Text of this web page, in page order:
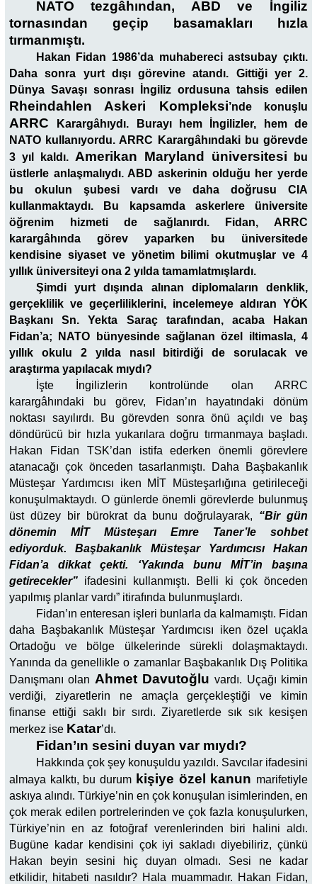
NATO tezgâhından, ABD ve İngiliz
tornasından geçip basamakları hızla
tırmanmıştı.
Hakan Fidan 1986’da muhabereci astsubay çıktı.
Daha sonra yurt dışı görevine atandı. Gittiği yer 2.
Dünya Savaşı sonrası İngiliz ordusuna tahsis edilen
Rheindahlen Askeri Kompleksi’nde konuşlu
ARRC
Karargâhıydı. Burayı hem İngilizler, hem de
NATO kullanıyordu. ARRC Karargâhındaki bu görevde
3 yıl kaldı. Amerikan Maryland üniversitesi bu
üstlerle anlaşmalıydı. ABD askerinin olduğu her yerde
bu okulun şubesi vardı ve daha doğrusu CIA
kullanmaktaydı. Bu kapsamda askerlere üniversite
öğrenim hizmeti de sağlanırdı. Fidan, ARRC
karargâhında görev yaparken bu üniversitede
kendisine siyaset ve yönetim bilimi okutmuşlar ve 4
yıllık üniversiteyi ona 2 yılda tamamlatmışlardı.
Şimdi yurt dışında alınan diplomaların denklik,
gerçeklilik ve geçerliliklerini, incelemeye aldıran YÖK
Başkanı Sn. Yekta Saraç tarafından, acaba Hakan
Fidan’a; NATO bünyesinde sağlanan özel iltimasla, 4
yıllık okulu 2 yılda nasıl bitirdiği de sorulacak ve
araştırma yapılacak mıydı?
İşte İngilizlerin kontrolünde olan ARRC
karargâhındaki bu görev, Fidan’ın hayatındaki dönüm
noktası sayılırdı. Bu görevden sonra önü açıldı ve baş
döndürücü bir hızla yukarılara doğru tırmanmaya başladı.
Hakan Fidan TSK’dan istifa ederken önemli görevlere
atanacağı çok önceden tasarlanmıştı. Daha Başbakanlık
Müsteşar Yardımcısı iken MİT Müsteşarlığına getirileceği
konuşulmaktaydı. O günlerde önemli görevlerde bulunmuş
üst düzey bir bürokrat da bunu doğrulayarak, “Bir gün
dönemin MİT Müsteşarı Emre Taner’le sohbet
ediyorduk. Başbakanlık Müsteşar Yardımcısı Hakan
Fidan’a dikkat çekti. ‘Yakında bunu MİT’in başına
getirecekler” ifadesini kullanmıştı. Belli ki çok önceden
yapılmış planlar vardı” itirafında bulunmuşlardı.
Fidan’ın enteresan işleri bunlarla da kalmamıştı. Fidan
daha Başbakanlık Müsteşar Yardımcısı iken özel uçakla
Ortadoğu ve bölge ülkelerinde sürekli dolaşmaktaydı.
Yanında da genellikle o zamanlar Başbakanlık Dış Politika
Danışmanı olan Ahmet Davutoğlu vardı. Uçağı kimin
verdiği, ziyaretlerin ne amaçla gerçekleştiği ve kimin
finanse ettiği saklı bir sırdı. Ziyaretlerde sık sık kesişen
merkez ise Katar’dı.
Fidan’ın sesini duyan var mıydı?
Hakkında çok şey konuşuldu yazıldı. Savcılar ifadesini
almaya kalktı, bu durum kişiye özel kanun marifetiyle
askıya alındı. Türkiye’nin en çok konuşulan isimlerinden, en
çok merak edilen portrelerinden ve çok fazla konuşulurken,
Türkiye’nin en az fotoğraf verenlerinden biri halini aldı.
Bugüne kadar kendisini çok iyi sakladı diyebiliriz, çünkü
Hakan beyin sesini hiç duyan olmadı. Sesi ne kadar
etkilidir, hitabeti nasıldır? Hala muammadır. Hakan Fidan,